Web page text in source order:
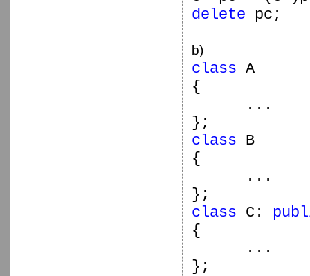
delete pc;
b)
class A
{
...
};
class B
{
...
};
class C:
{
...
};